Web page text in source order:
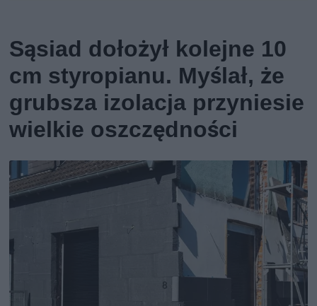
Sąsiad dołożył kolejne 10
cm styropianu. Myślał, że
grubsza izolacja przyniesie
wielkie oszczędności